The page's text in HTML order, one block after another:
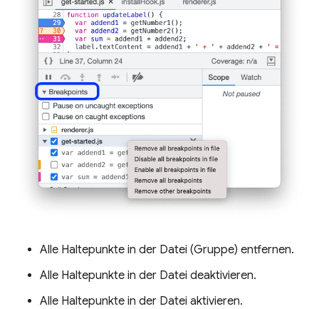
Alle Haltepunkte in der Datei (Gruppe) entfernen.
Alle Haltepunkte in der Datei deaktivieren.
Alle Haltepunkte in der Datei aktivieren.